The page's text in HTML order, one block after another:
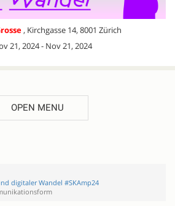
, Kirchgasse 14, 8001 Zürich
21, 2024 - Nov 21, 2024
OPEN MENU
digitaler Wandel #SKAmp24